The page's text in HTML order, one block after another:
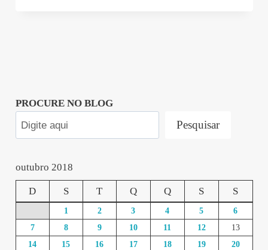
PROCURE NO BLOG
Pesquisar
outubro 2018
D S T Q Q S S
1 2 3 4 5
6
7
8 9 10 11 12
13
14
15 16 17 18 19
20